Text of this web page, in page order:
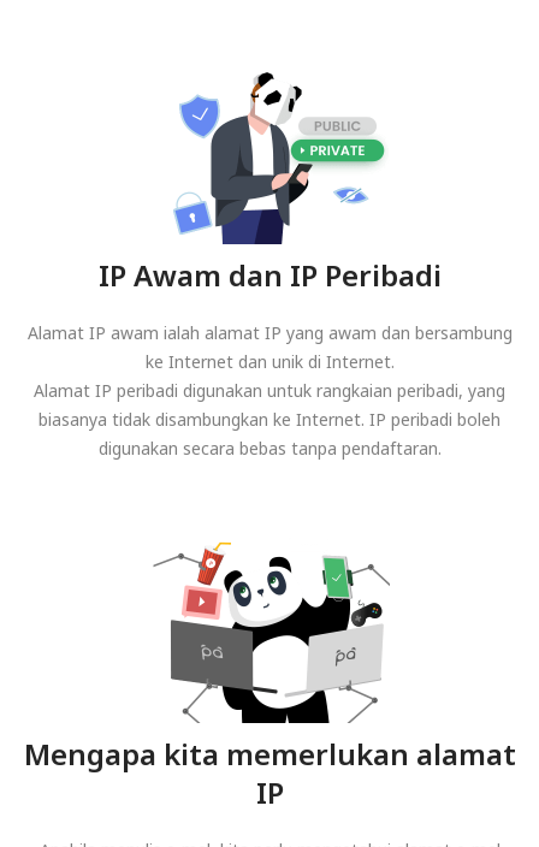
IP Awam dan IP Peribadi
Alamat IP awam ialah alamat IP yang awam dan bersambung
ke Internet dan unik di Internet.
Alamat IP peribadi digunakan untuk rangkaian peribadi, yang
biasanya tidak disambungkan ke Internet. IP peribadi boleh
digunakan secara bebas tanpa pendaftaran.
Mengapa kita memerlukan alamat
IP